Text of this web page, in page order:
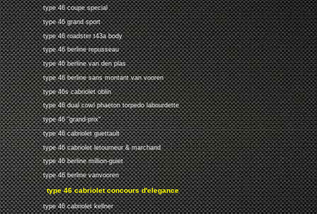
type 46 coupe special
type 46 grand sport
type 46 roadster t43a body
type 46 berline repusseau
type 46 berline van den plas
type 46 berline sans montant van vooren
type 46s cabriolet oblin
type 46 dual cowl phaeton torpedo labourdette
type 46 "grand-prix"
type 46 cabriolet guettault
type 46 cabriolet letourneur & marchand
type 46 berline million-guiet
type 46 berline vanvooren
type 46 cabriolet concours d'elegance
type 46 cabriolet kellner